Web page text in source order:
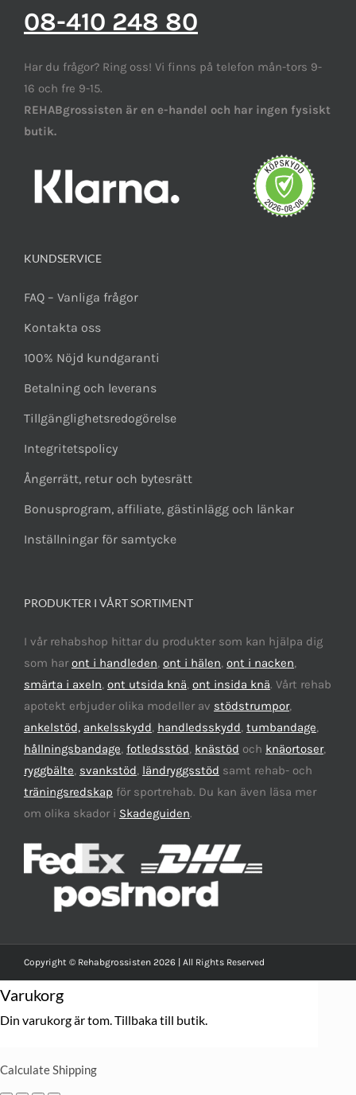
08-410 248 80
Har du frågor? Ring oss! Vi finns på telefon mån-tors 9-
16 och fre 9-15.
REHABgrossisten är en e-handel och har ingen fysiskt
butik.
KUNDSERVICE
FAQ – Vanliga frågor
Kontakta oss
100% Nöjd kundgaranti
Betalning och leverans
Tillgänglighetsredogörelse
Integritetspolicy
Ångerrätt, retur och bytesrätt
Bonusprogram, affiliate, gästinlägg och länkar
Inställningar för samtycke
PRODUKTER I VÅRT SORTIMENT
I vår rehabshop hittar du produkter som kan hjälpa dig
som haront i handleden, ont i hälen, ont i nacken,
smärta i axeln, ont utsida knä, ont insida knä. Vårt rehab
apotekt erbjuder olika modeller av stödstrumpor,
ankelstöd, ankelsskydd, handledsskydd, tumbandage,
hållningsbandage, fotledsstöd, knästöd och knäortoser,
ryggbälte, svankstöd, ländryggsstöd samt rehab- och
träningsredskap för sportrehab. Du kan även läsa mer
om olika skador i Skadeguiden.
Copyright © Rehabgrossisten 2026 | All Rights Reserved
Varukorg
Din varukorg är tom.Tillbaka till butik.
Calculate Shipping